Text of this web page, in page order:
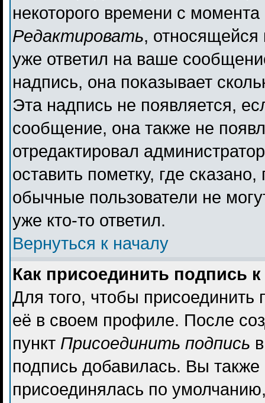
некоторого времени с
Редактировать,
уже ответил на ваше
надпись, она показывает
Эта надпись не появляется,
сообщение, она также не
отредактировал
оставить пометку, где
обычные пользователи не
уже кто-то ответил.
Вернуться к началу
Как присоединить подпись
Для того, чтобы
её в своем профиле. После
пункт Присоединить подпись
подпись добавилась. Вы
присоединялась по